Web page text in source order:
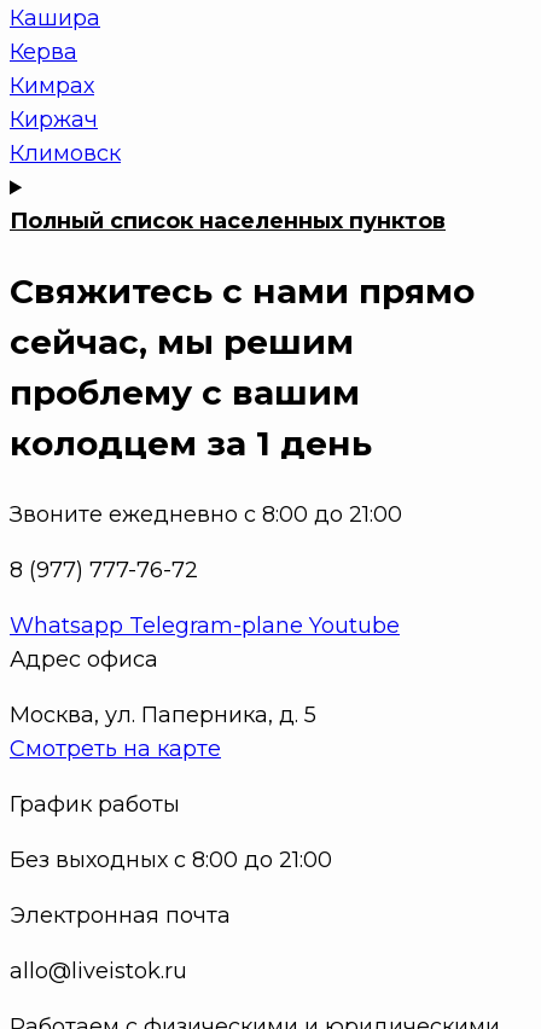
Кашира
Керва
Кимрах
Киржач
Климовск
Полный список населенных пунктов
Свяжитесь с нами прямо
сейчас, мы решим
проблему с вашим
колодцем за 1 день
Звоните ежедневно с 8:00 до 21:00
8 (977) 777-76-72
Whatsapp Telegram-plane Youtube
Адрес офиса
Москва, ул. Паперника, д. 5
Смотреть на карте
График работы
Без выходных с 8:00 до 21:00
Электронная почта
allo@liveistok.ru